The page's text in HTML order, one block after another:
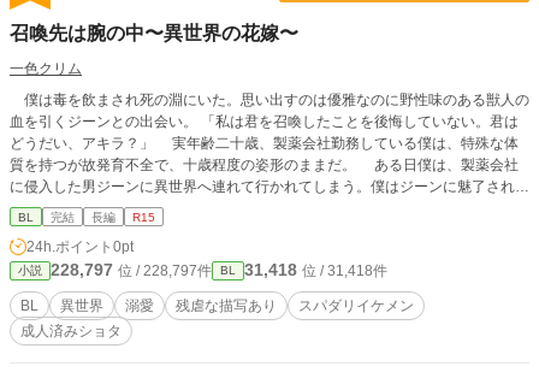
召喚先は腕の中〜異世界の花嫁〜
一色クリム
僕は毒を飲まされ死の淵にいた。思い出すのは優雅なのに野性味のある獣人の
血を引くジーンとの出会い。 「私は君を召喚したことを後悔していない。君は
どうだい、アキラ？」 実年齢二十歳、製薬会社勤務している僕は、特殊な体
質を持つが故発育不全で、十歳程度の姿形のままだ。 ある日僕は、製薬会社
に侵入した男ジーンに異世界へ連れて行かれてしまう。僕はジーンに魅了され、
ジーンの為にそばにいることに決めた。 天然主人公視点一人称と、それ以外
の神視点三人称が、部分的にあります。スパダリ要素です。全体に甘々ですが、
主人公への気の毒な程の残酷シーンあります。 このお話は、拙著 『巨人族の花
嫁』 『婚約破棄王子は魔獣の子を孕む』 の続作になります。 主人公の一人ジ
ーンは『巨人族の花嫁』主人公タークの高齢出産の果ての子供になります。
重要な世界観として男女共に平等に子を成すため、宿り木に赤ん坊の実がなりま
す。しかし、一部の王国のみ腹実として、男女平等に出産することも可能です。
BL 完結 長編 R15
24h.ポイント 0pt
小説 228,797 位 / 228,797件 BL 31,418 位 / 31,418件
BL 異世界 溺愛 残虐な描写あり
スパダリイケメン
成人済みショタ